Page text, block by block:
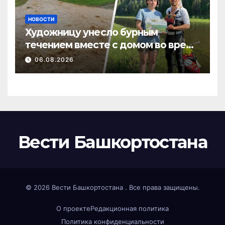
НОВОСТИ
Художницу унесло бурным
течением вместе с домом во время
потопа в Пермском крае
06.08.2026
Вести Башкортостана
© 2026 Вести Башкортостана . Все права защищены.
О проектеРедакционная политика
Политика конфиденциальности